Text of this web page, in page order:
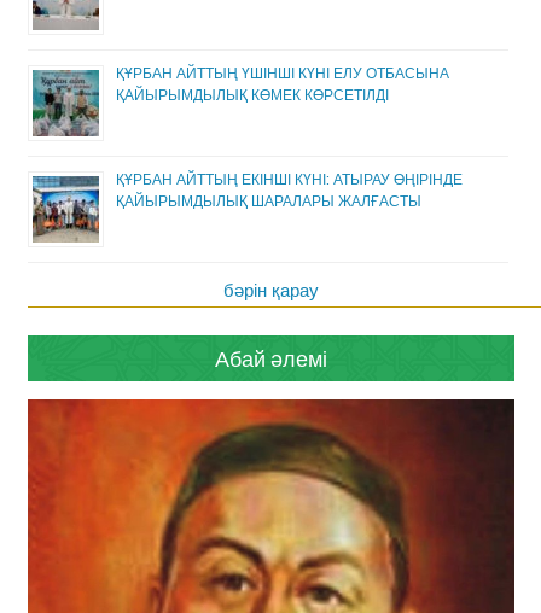
ҚҰРБАН АЙТТЫҢ ҮШІНШІ КҮНІ ЕЛУ ОТБАСЫНА
ҚАЙЫРЫМДЫЛЫҚ КӨМЕК КӨРСЕТІЛДІ
ҚҰРБАН АЙТТЫҢ ЕКІНШІ КҮНІ: АТЫРАУ ӨҢІРІНДЕ
ҚАЙЫРЫМДЫЛЫҚ ШАРАЛАРЫ ЖАЛҒАСТЫ
бәрін қарау
Абай әлемі